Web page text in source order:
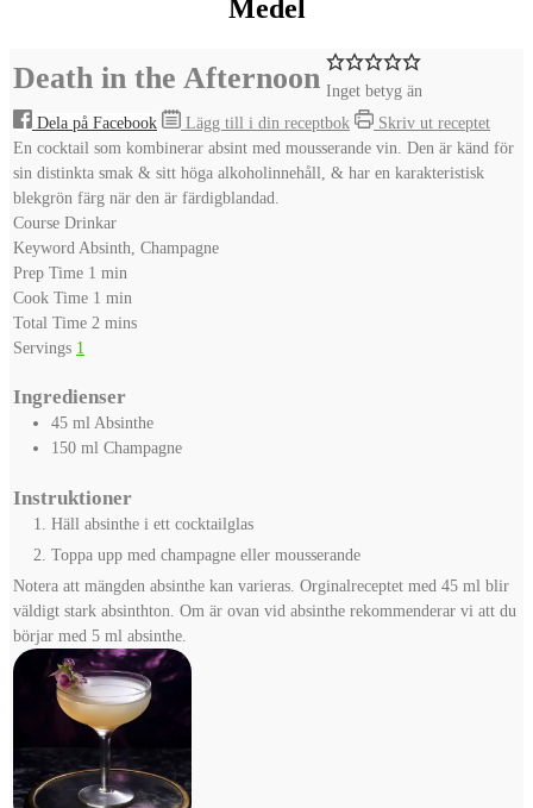
Medel
Death in the Afternoon Inget betyg än
Dela på Facebook
Lägg till i din receptbok
Skriv ut receptet
En cocktail som kombinerar absint med mousserande vin. Den är känd för
sin distinkta smak & sitt höga alkoholinnehåll, & har en karakteristisk
blekgrön färg när den är färdigblandad.
Course Drinkar
Keyword Absinth, Champagne
Prep Time 1 minute
min
Cook Time 1 minute
min
Total Time 2 minutes
mins
Servings 1
Ingredienser
45 mlAbsinthe
150 ml Champagne
Instruktioner
Häll absinthe i ett cocktailglas
Toppa upp med champagne eller mousserande
Notera att mängden absinthe kan varieras. Orginalreceptet med 45 ml blir
väldigt stark absinthton. Om är ovan vid absinthe rekommenderar vi att du
börjar med 5 ml absinthe.